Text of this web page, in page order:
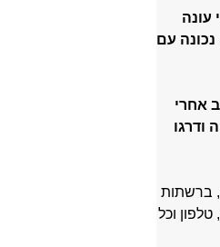
עונה
נכונה עם
אחרי
ודרגו
ברשתות
וכל